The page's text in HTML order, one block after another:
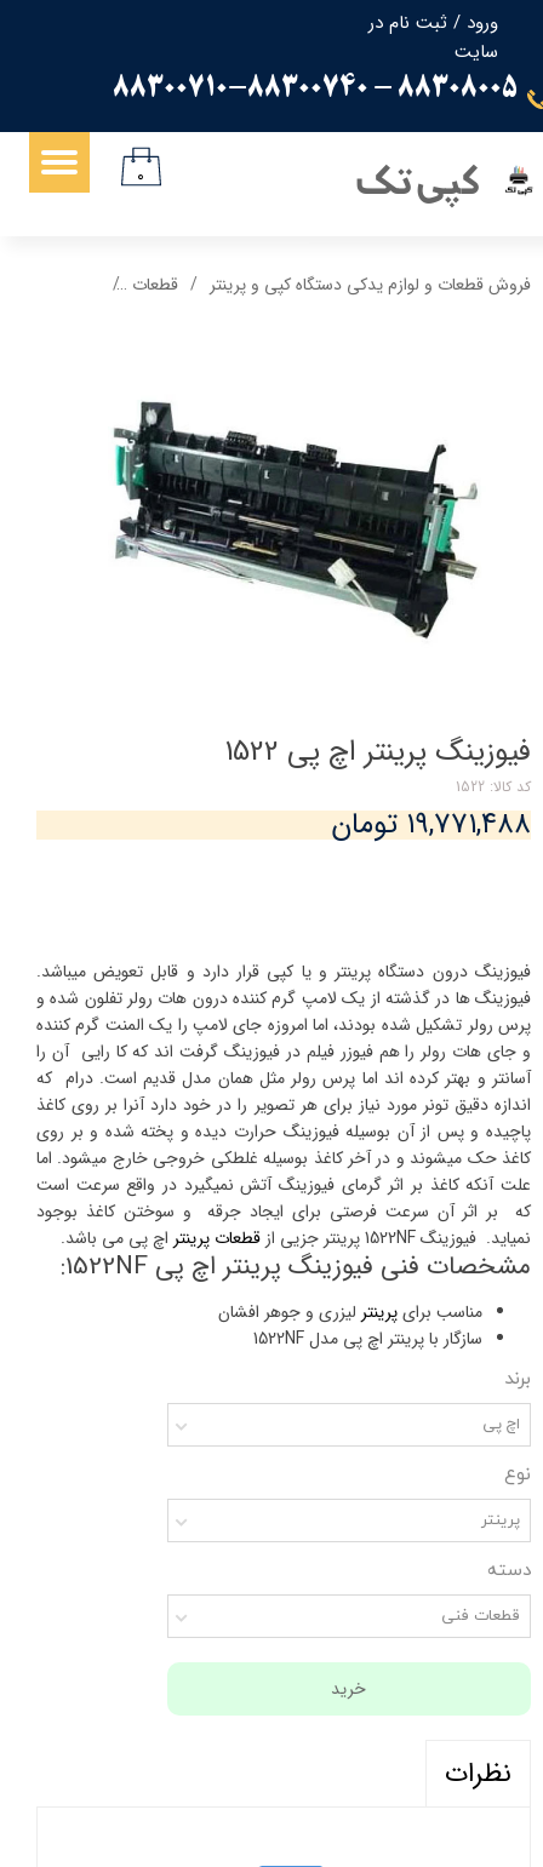
ورود / ثبت نام در
سایت
حساب کاربری من
تغییر گذر واژه
سفارشات
88308005 - 88300710-88300740
کپی تک ۰
فروش قطعات و لوازم یدکی دستگاه کپی و پرینتر قطعات
فیوزینگ پرینتر اچ پی 1522
کد کالا: 1522
۱۹,۷۷۱,۴۸۸ تومان
فیوزینگ درون دستگاه پرینتر و یا کپی قرار دارد و قابل تعویض میباشد.
فیوزینگ ها در گذشته از یک لامپ گرم کننده درون هات رولر تفلون شده و
پرس رولر تشکیل شده بودند، اما امروزه جای لامپ را یک المنت گرم کننده
و جای هات رولر را هم فیوزر فیلم در فیوزینگ گرفت اند که کا رایی آن را
آسانتر و بهتر کرده اند اما پرس رولر مثل همان مدل قدیم است. درام که
اندازه دقیق تونر مورد نیاز برای هر تصویر را در خود دارد آنرا بر روی کاغذ
پاچیده و پس از آن بوسیله فیوزینگ حرارت دیده و پخته شده و بر روی
کاغذ حک میشوند و در آخر کاغذ بوسیله غلطکی خروجی خارج میشود. اما
علت آنکه کاغذ بر اثر گرمای فیوزینگ آتش نمیگیرد در واقع سرعت است
که بر اثر آن سرعت فرصتی برای ایجاد جرقه و سوختن کاغذ بوجود
نمیاید. فیوزینگ 1522NF پرینتر جزیی از
قطعات پرینتر اچ پی می باشد.
مشخصات فنی فیوزینگ پرینتر اچ پی 1522NF:
مناسب برایپرینتر لیزری و جوهر افشان
سازگار با پرینتر اچ پی مدل 1522NF
برند
اچ پی
نوع
پرینتر
دسته
قطعات فنی
خرید
نظرات